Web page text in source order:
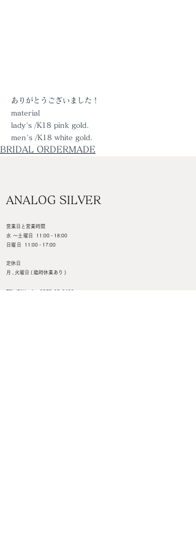
ありがとうございました！
material
lady's /K18 pink gold.
men's /K18 white gold.
BRIDAL ORDERMADE
ANALOG SILVER
営業日と営業時間
水 ～土曜日 11:00 - 18:00
日曜日
11:00 - 17:00
定休日
月 , 火曜日 ( 臨時休業あり )
TEL/FAX ： 0575-82-6468